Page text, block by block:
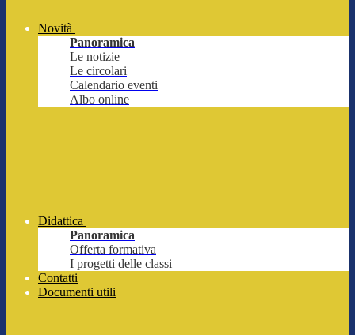
Novità
Panoramica
Le notizie
Le circolari
Calendario eventi
Albo online
Didattica
Panoramica
Offerta formativa
I progetti delle classi
Contatti
Documenti utili